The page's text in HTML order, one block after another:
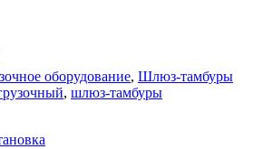
оборудование, Шлюз-тамбуры
, шлюз-тамбуры